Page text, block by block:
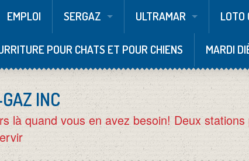
EMPLOI SERGAZ ULTRAMAR LOTO
POUR CHATS ET POUR CHIENS MARDI
INC
là quand vous en avez besoin! Deux stations